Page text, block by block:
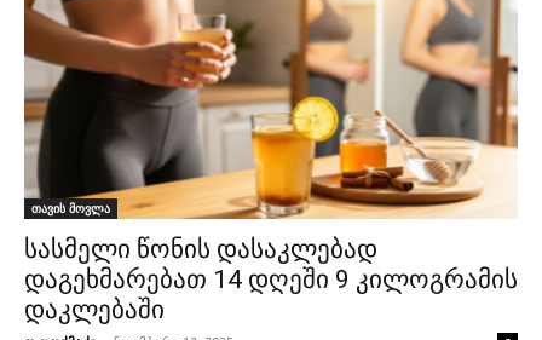
თავის მოვლა
სასმელი წონის დასაკლებად
დაგეხმარებათ 14 დღეში 9 კილოგრამის
დაკლებაში